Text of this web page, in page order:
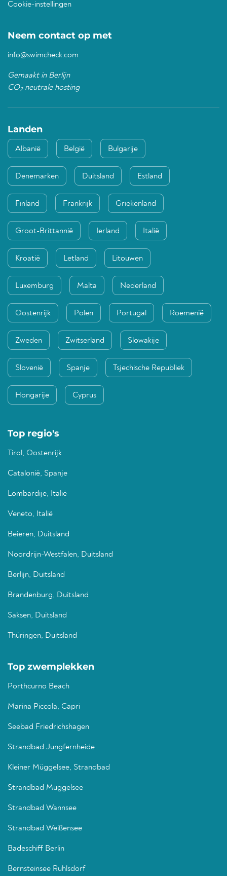
Cookie-instellingen
Neem contact op met
info@swimcheck.com
Gemaakt in Berlijn
CO2neutrale hosting
Landen
Albanië België Bulgarije
Denemarken Duitsland Estland
Finland Frankrijk Griekenland
Groot-Brittannië Ierland Italië
Kroatië Letland Litouwen
Luxemburg Malta Nederland
Oostenrijk Polen Portugal Roemenië
Zweden Zwitserland Slowakije
Slovenië Spanje Tsjechische Republiek
Hongarije Cyprus
Top regio's
Tirol, Oostenrijk
Catalonië, Spanje
Lombardije, Italië
Veneto, Italië
Beieren, Duitsland
Noordrijn-Westfalen, Duitsland
Berlijn, Duitsland
Brandenburg, Duitsland
Saksen, Duitsland
Thüringen, Duitsland
Top zwemplekken
Porthcurno Beach
Marina Piccola, Capri
Seebad Friedrichshagen
Strandbad Jungfernheide
Kleiner Müggelsee, Strandbad
Strandbad Müggelsee
Strandbad Wannsee
Strandbad Weißensee
Badeschiff Berlin
Bernsteinsee Ruhlsdorf